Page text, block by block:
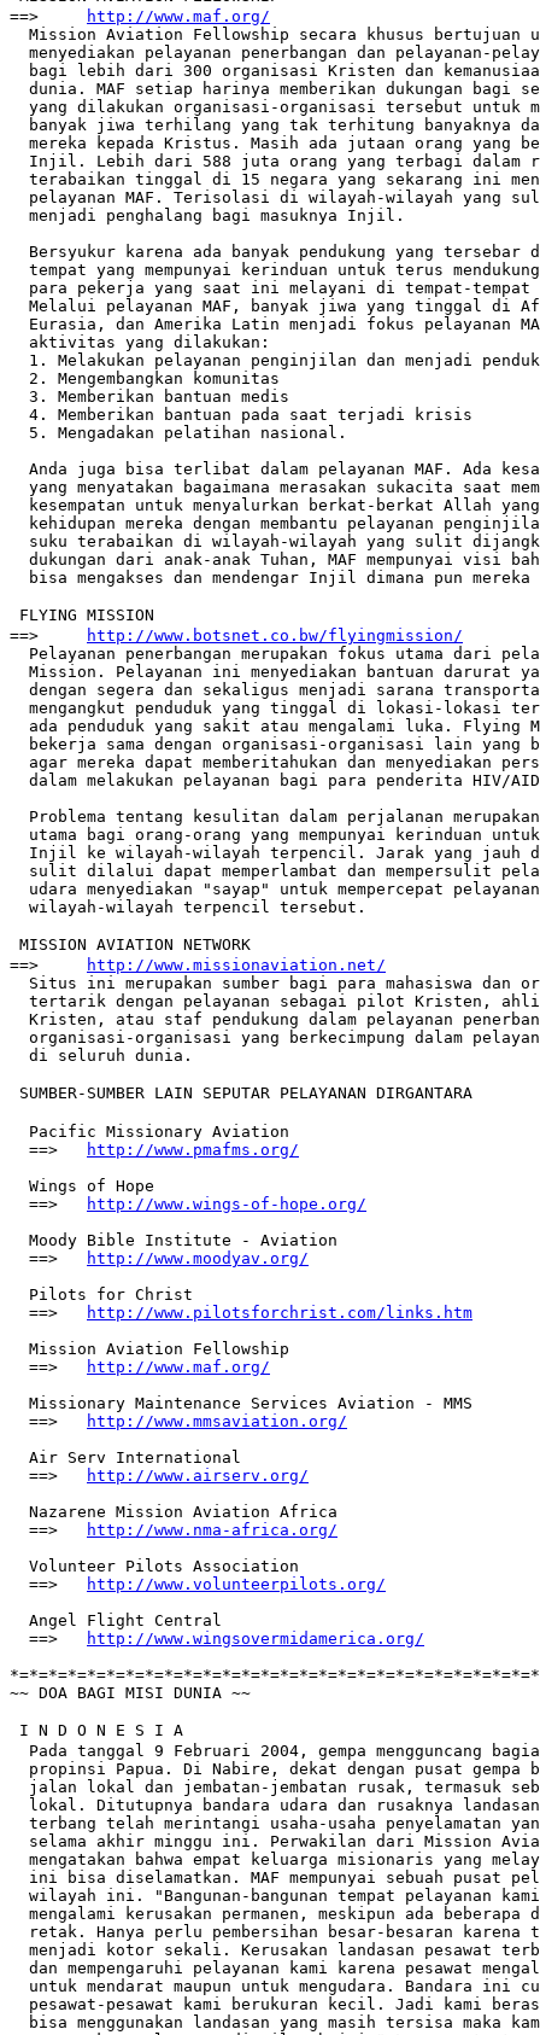
http://www.maf.org/
Mission Aviation Fellowship secara khusus bertujuan
menyediakan pelayanan penerbangan dan pelayanan-
bagi lebih dari 300 organisasi Kristen dan
dunia. MAF setiap harinya memberikan dukungan bagi
yang dilakukan organisasi-organisasi tersebut untuk
banyak jiwa terhilang yang tak terhitung banyaknya
mereka kepada Kristus. Masih ada jutaan orang yang
Injil. Lebih dari 588 juta orang yang terbagi dalam
terabaikan tinggal di 15 negara yang sekarang ini
pelayanan MAF. Terisolasi di wilayah-wilayah yang
  menjadi penghalang bagi masuknya Injil.
Bersyukur karena ada banyak pendukung yang tersebar
tempat yang mempunyai kerinduan untuk terus
para pekerja yang saat ini melayani di tempat-tempat
Melalui pelayanan MAF, banyak jiwa yang tinggal di
Eurasia, dan Amerika Latin menjadi fokus pelayanan
  aktivitas yang dilakukan:
1. Melakukan pelayanan penginjilan dan menjadi
  2. Mengembangkan komunitas
  3. Memberikan bantuan medis
  4. Memberikan bantuan pada saat terjadi krisis
  5. Mengadakan pelatihan nasional.
Anda juga bisa terlibat dalam pelayanan MAF. Ada
yang menyatakan bagaimana merasakan sukacita saat
kesempatan untuk menyalurkan berkat-berkat Allah
kehidupan mereka dengan membantu pelayanan
suku terabaikan di wilayah-wilayah yang sulit
dukungan dari anak-anak Tuhan, MAF mempunyai visi
bisa mengakses dan mendengar Injil dimana pun mereka
FLYING MISSION
http://www.botsnet.co.bw/flyingmission/
Pelayanan penerbangan merupakan fokus utama dari
Mission. Pelayanan ini menyediakan bantuan darurat
dengan segera dan sekaligus menjadi sarana
mengangkut penduduk yang tinggal di lokasi-lokasi
ada penduduk yang sakit atau mengalami luka. Flying
bekerja sama dengan organisasi-organisasi lain yang
agar mereka dapat memberitahukan dan menyediakan
dalam melakukan pelayanan bagi para penderita HIV/
Problema tentang kesulitan dalam perjalanan
utama bagi orang-orang yang mempunyai kerinduan
Injil ke wilayah-wilayah terpencil. Jarak yang jauh
sulit dilalui dapat memperlambat dan mempersulit
udara menyediakan "sayap" untuk mempercepat
  wilayah-wilayah terpencil tersebut.
MISSION AVIATION NETWORK
http://www.missionaviation.net/
Situs ini merupakan sumber bagi para mahasiswa dan
tertarik dengan pelayanan sebagai pilot Kristen,
Kristen, atau staf pendukung dalam pelayanan
organisasi-organisasi yang berkecimpung dalam
  di seluruh dunia.
SUMBER-SUMBER LAIN SEPUTAR PELAYANAN DIRGANTARA
  Pacific Missionary Aviation
http://www.pmafms.org/
  Wings of Hope
http://www.wings-of-hope.org/
  Moody Bible Institute - Aviation
http://www.moodyav.org/
  Pilots for Christ
http://www.pilotsforchrist.com/links.htm
  Mission Aviation Fellowship
http://www.maf.org/
  Missionary Maintenance Services Aviation - MMS
http://www.mmsaviation.org/
  Air Serv International
http://www.airserv.org/
  Nazarene Mission Aviation Africa
http://www.nma-africa.org/
  Volunteer Pilots Association
http://www.volunteerpilots.org/
  Angel Flight Central
http://www.wingsovermidamerica.org/
~~ DOA BAGI MISI DUNIA ~~
I N D O N E S I A
Pada tanggal 9 Februari 2004, gempa mengguncang
propinsi Papua. Di Nabire, dekat dengan pusat gempa
jalan lokal dan jembatan-jembatan rusak, termasuk
lokal. Ditutupnya bandara udara dan rusaknya
terbang telah merintangi usaha-usaha penyelamatan
selama akhir minggu ini. Perwakilan dari Mission
mengatakan bahwa empat keluarga misionaris yang
ini bisa diselamatkan. MAF mempunyai sebuah pusat
wilayah ini. "Bangunan-bangunan tempat pelayanan
mengalami kerusakan permanen, meskipun ada beberapa
retak. Hanya perlu pembersihan besar-besaran karena
menjadi kotor sekali. Kerusakan landasan pesawat
dan mempengaruhi pelayanan kami karena pesawat
untuk mendarat maupun untuk mengudara. Bandara ini
pesawat-pesawat kami berukuran kecil. Jadi kami
bisa menggunakan landasan yang masih tersisa maka